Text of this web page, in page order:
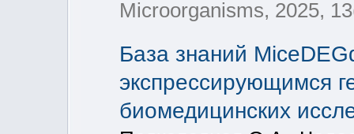
Microorganisms, 2025,
База знаний
экспрессирующимся
биомедицинских